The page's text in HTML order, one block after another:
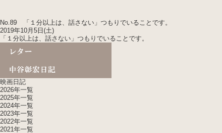
No.89 「 １分以上は、話さない 」つもりでいることです。
2019年10月5日(土)
「 １分以上は、話さない 」つもりでいることです。
映画日記
2026年一覧
2025年一覧
2024年一覧
2023年一覧
2022年一覧
2021年一覧